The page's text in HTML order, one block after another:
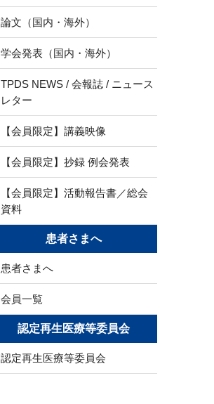
論文（国内・海外）
学会発表（国内・海外）
TPDS NEWS / 会報誌 / ニュース
レター
【会員限定】講義映像
【会員限定】抄録 例会発表
【会員限定】活動報告書／総会
資料
患者さまへ
患者さまへ
会員一覧
認定再生医療等委員会
認定再生医療等委員会